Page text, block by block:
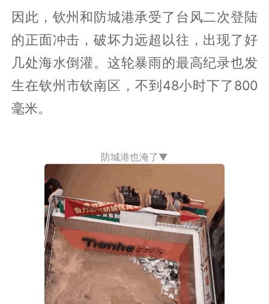
因此，钦州和防城港承受了台风二次登陆
的正面冲击，破坏力远超以往，出现了好
几处海水倒灌。这轮暴雨的最高纪录也发
生在钦州市钦南区，不到48小时下了800
毫米。
防城港也淹了▼